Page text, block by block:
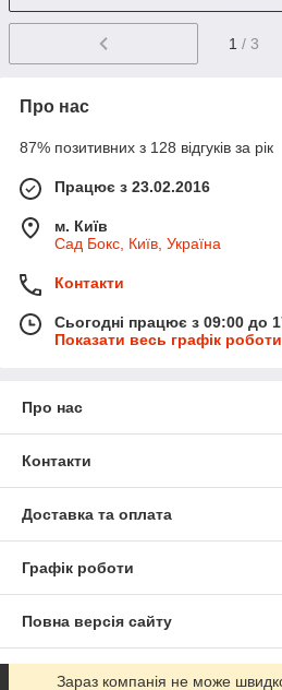
1 / 3
Про нас
87% позитивних з 128 відгуків за рік
Працює з 23.02.2016
м. Київ
Сад Бокс, Київ, Україна
Контакти
Сьогодні працює з 09:00 до
Показати весь графік роботи
Про нас
Контакти
Доставка та оплата
Графік роботи
Повна версія сайту
Сайт створено на маркетплейсі
Зараз компанія не може